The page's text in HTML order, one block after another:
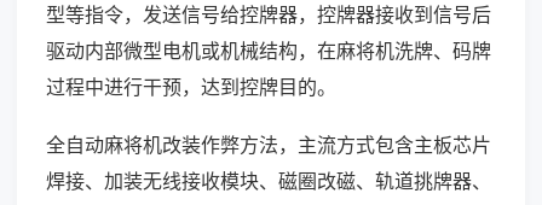
型等指令，发送信号给控牌器，控牌器接收到信号后
驱动内部微型电机或机械结构，在麻将机洗牌、码牌
过程中进行干预，达到控牌目的。
全自动麻将机改装作弊方法，主流方式包含主板芯片
焊接、加装无线接收模块、磁圈改磁、轨道挑牌器、